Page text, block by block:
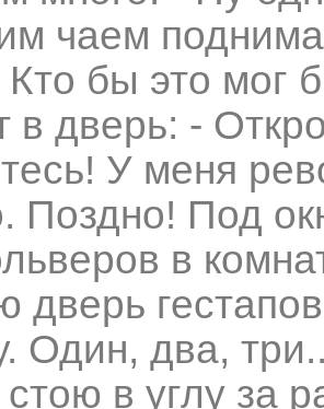
чаем
бы это мог
в дверь: -
У меня
Поздно! Под
в
дверь
Один, два,
в углу за